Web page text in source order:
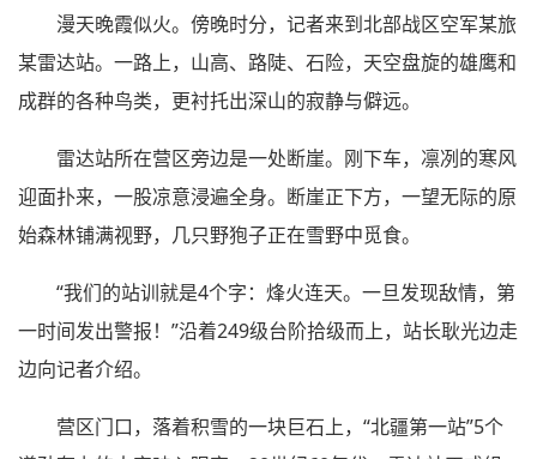
漫天晚霞似火。傍晚时分，记者来到北部战区空军某旅
某雷达站。一路上，山高、路陡、石险，天空盘旋的雄鹰和
成群的各种鸟类，更衬托出深山的寂静与僻远。
雷达站所在营区旁边是一处断崖。刚下车，凛冽的寒风
迎面扑来，一股凉意浸遍全身。断崖正下方，一望无际的原
始森林铺满视野，几只野狍子正在雪野中觅食。
“我们的站训就是4个字：烽火连天。一旦发现敌情，第
一时间发出警报！”沿着249级台阶拾级而上，站长耿光边走
边向记者介绍。
营区门口，落着积雪的一块巨石上，“北疆第一站”5个